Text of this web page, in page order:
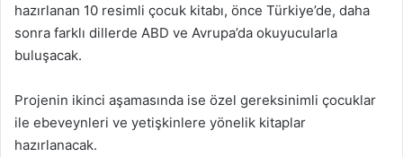
hazırlanan 10 resimli çocuk kitabı, önce Türkiye’de, daha
sonra farklı dillerde ABD ve Avrupa’da okuyucularla
buluşacak.
Projenin ikinci aşamasında ise özel gereksinimli çocuklar
ile ebeveynleri ve yetişkinlere yönelik kitaplar
hazırlanacak.